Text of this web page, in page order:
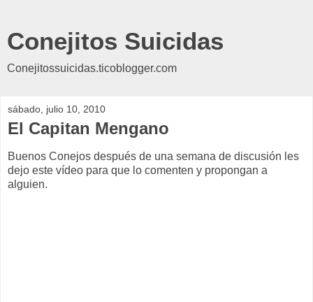
Conejitos Suicidas
Conejitossuicidas.ticoblogger.com
sábado, julio 10, 2010
El Capitan Mengano
Buenos Conejos después de una semana de discusión les
dejo este vídeo para que lo comenten y propongan a
alguien.